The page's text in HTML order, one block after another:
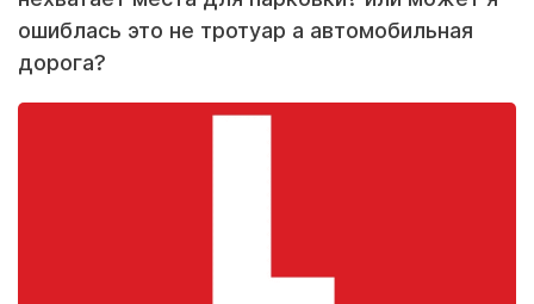
ошиблась это не тротуар а автомобильная
дорога?